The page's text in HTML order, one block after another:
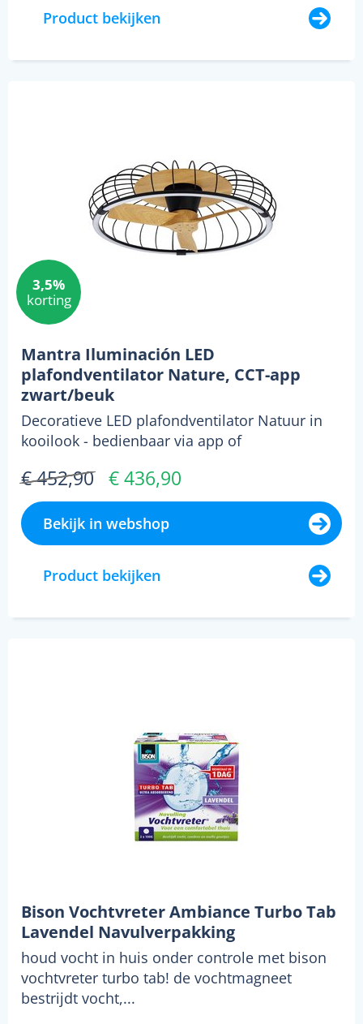
Product bekijken
3,5%
korting
Mantra Iluminación LED
plafondventilator Nature, CCT-app
zwart/beuk
Decoratieve LED plafondventilator Natuur in
kooilook - bedienbaar via app of
€ 452,90 € 436,90
Bekijk in webshop
Product bekijken
Bison Vochtvreter Ambiance Turbo Tab
Lavendel Navulverpakking
houd vocht in huis onder controle met bison
vochtvreter turbo tab! de vochtmagneet
bestrijdt vocht,...